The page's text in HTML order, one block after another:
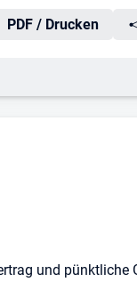
PDF / Drucken
und pünktliche